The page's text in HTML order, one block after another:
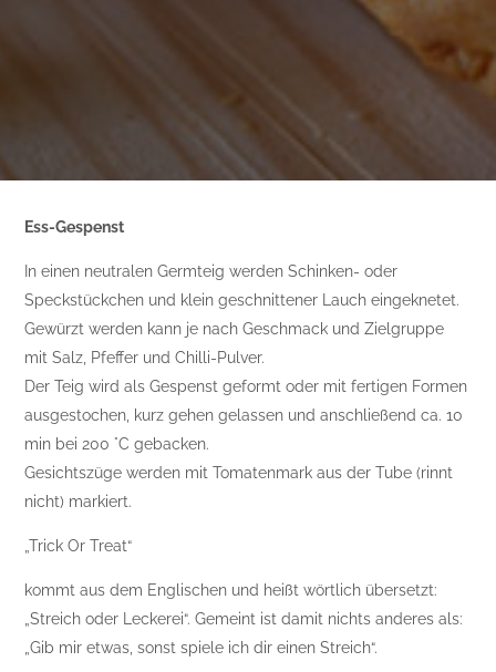
Ess-Gespenst
In einen neutralen Germteig werden Schinken- oder
Speckstückchen und klein geschnittener Lauch eingeknetet.
Gewürzt werden kann je nach Geschmack und Zielgruppe
mit Salz, Pfeffer und Chilli-Pulver.
Der Teig wird als Gespenst geformt oder mit fertigen Formen
ausgestochen, kurz gehen gelassen und anschließend ca. 10
min bei 200 °C gebacken.
Gesichtszüge werden mit Tomatenmark aus der Tube (rinnt
nicht) markiert.
„Trick Or Treat“
kommt aus dem Englischen und heißt wörtlich übersetzt:
„Streich oder Leckerei“. Gemeint ist damit nichts anderes als:
„Gib mir etwas, sonst spiele ich dir einen Streich“.